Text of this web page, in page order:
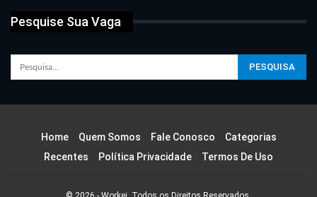
Pesquise Sua Vaga
Home Quem Somos Fale Conosco
Categorias
Recentes
Política Privacidade Termos De Uso